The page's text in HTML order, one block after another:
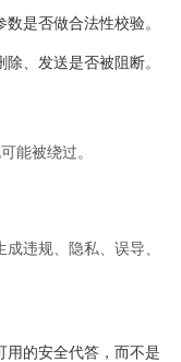
是否做合法性校验。
、发送是否被阻断。
能被绕过。
违规、隐私、误导、
用的安全代答，而不是